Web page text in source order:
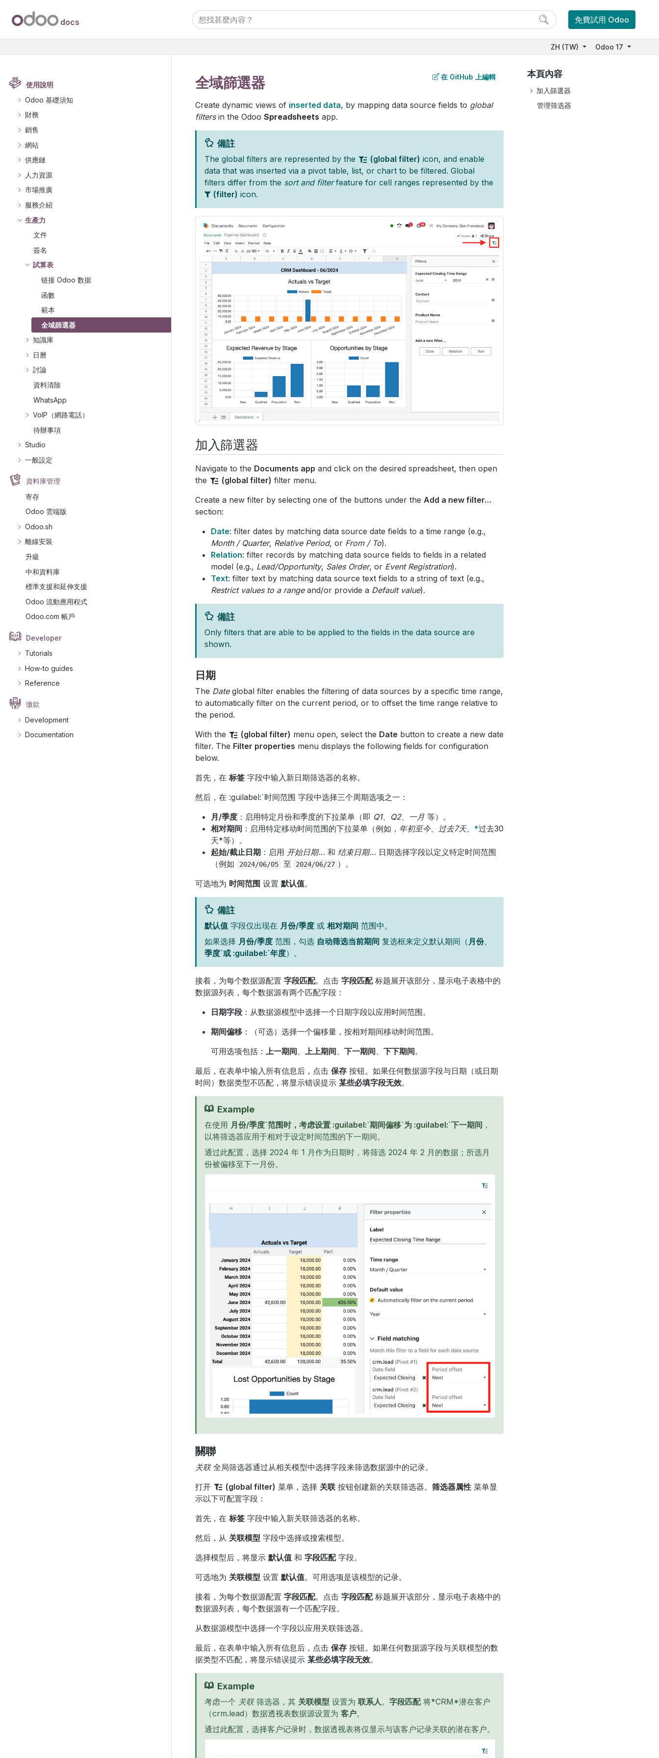
使用說明
Odoo 基礎須知
財務
銷售
網站
供應鏈
人力資源
市場推廣
服務介紹
生產力
文件
簽名
試算表
链接 Odoo 数据
函數
範本
全域篩選器
知識庫
日曆
討論
資料清除
WhatsApp
VoIP（網路電話）
待辦事項
Studio
一般設定
資料庫管理
寄存
Odoo 雲端版
Odoo.sh
離線安裝
升級
中和資料庫
標準支援和延伸支援
Odoo 流動應用程式
Odoo.com 帳戶
Developer
Tutorials
How-to guides
Reference
缴款
Development
Documentation
docs 免費試用 Odoo
ZH (TW) Odoo 17
全域篩選器
Create dynamic views of inserted data, by mapping data source fields to global
filtersin the Odoo Spreadsheets app.
備註
The global filters are represented by the (global filter) icon, and enable
data that was inserted via a pivot table, list, or chart to be filtered. Global
filters differ from the sort and filterfeature for cell ranges represented by the
(filter) icon.
加入篩選器
Navigate to the Documents app and click on the desired spreadsheet, then open
the
(global filter) filter menu.
Create a new filter by selecting one of the buttons under the Add a new filter…
section:
Date: filter dates by matching data source date fields to a time range (e.g.,
Month / Quarter, Relative Period, or From / To).
Relation: filter records by matching data source fields to fields in a related
model (e.g., Lead/Opportunity, Sales Order, or Event Registration).
Text: filter text by matching data source text fields to a string of text (e.g.,
Restrict values to a rangeand/or provide a Default value).
備註
Only filters that are able to be applied to the fields in the data source are
shown.
日期
The Dateglobal filter enables the filtering of data sources by a specific time range,
to automatically filter on the current period, or to offset the time range relative to
the period.
With the
(global filter) menu open, select the Date button to create a new date
filter. The Filter properties menu displays the following fields for configuration
below.
首先，在 标签 字段中输入新日期筛选器的名称。
然后，在 :guilabel:`时间范围 字段中选择三个周期选项之一：
月/季度 ：启用特定月份和季度的下拉菜单（即 Q1、 Q2、 一月 等）。
相对期间 ：启用特定移动时间范围的下拉菜单（例如， 年初至今、 过去7天、 *过去30
天*等）。
起始/截止日期 ：启用 开始日期… 和 结束日期… 日期选择字段以定义特定时间范围
（例如
2024/06/05 至 2024/06/27 ）。
可选地为 时间范围 设置 默认值。
備註
默认值 字段仅出现在 月份/季度 或 相对期间 范围中。
如果选择 月份/季度 范围，勾选 自动筛选当前期间 复选框来定义默认期间（ 月份、
季度`或 :guilabel:`年度）。
接着，为每个数据源配置 字段匹配。点击 字段匹配标题展开该部分，显示电子表格中的
数据源列表，每个数据源有两个匹配字段：
日期字段 ：从数据源模型中选择一个日期字段以应用时间范围。
期间偏移 ：（可选）选择一个偏移量，按相对期间移动时间范围。
可用选项包括： 上一期间、 上上期间、 下一期间、 下下期间。
最后，在表单中输入所有信息后，点击 保存 按钮。如果任何数据源字段与日期（或日期
时间）数据类型不匹配，将显示错误提示 某些必填字段无效。
Example
在使用 月份/季度`范围时，考虑设置 :guilabel:`期间偏移`为 :guilabel:`下一期间 ，
以将筛选器应用于相对于设定时间范围的下一期间。
通过此配置，选择 2024 年 1 月作为日期时，将筛选 2024 年 2 月的数据；所选月
份被偏移至下一月份。
關聯
关联全局筛选器通过从相关模型中选择字段来筛选数据源中的记录。
打开
(global filter) 菜单，选择 关联 按钮创建新的关联筛选器。 筛选器属性 菜单显
示以下可配置字段：
首先，在 标签 字段中输入新关联筛选器的名称。
然后，从 关联模型 字段中选择或搜索模型。
选择模型后，将显示 默认值 和 字段匹配字段。
可选地为 关联模型 设置 默认值。可用选项是该模型的记录。
接着，为每个数据源配置 字段匹配。点击 字段匹配标题展开该部分，显示电子表格中的
数据源列表，每个数据源有一个匹配字段。
从数据源模型中选择一个字段以应用关联筛选器。
最后，在表单中输入所有信息后，点击 保存 按钮。如果任何数据源字段与关联模型的数
据类型不匹配，将显示错误提示 某些必填字段无效。
Example
考虑一个 关联筛选器，其 关联模型 设置为 联系人 。 字段匹配将*CRM*潜在客户
（crm.lead）数据透视表数据源设置为 客户。
通过此配置，选择客户记录时，数据透视表将仅显示与该客户记录关联的潜在客户。
在 GitHub 上編輯 本頁內容
加入篩選器
管理筛选器